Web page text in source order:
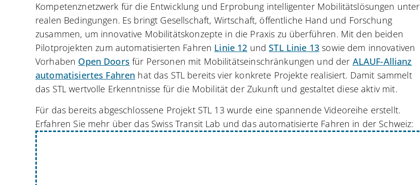
Kompetenznetzwerk für die Entwicklung und Erprobung intelligenter Mobilitätslösungen unter
realen Bedingungen. Es bringt Gesellschaft, Wirtschaft, öffentliche Hand und Forschung
zusammen, um innovative Mobilitätskonzepte in die Praxis zu überführen. Mit den beiden
Pilotprojekten zum automatisierten Fahren Linie 12 undSTL Linie 13 sowie dem innovativen
Vorhaben Open Doors für Personen mit Mobilitätseinschränkungen und der ALAUF-Allianz
automatisiertes Fahren hat das STL bereits vier konkrete Projekte realisiert. Damit sammelt
das STL wertvolle Erkenntnisse für die Mobilität der Zukunft und gestaltet diese aktiv mit.
Für das bereits abgeschlossene Projekt STL 13 wurde eine spannende Videoreihe erstellt.
Erfahren Sie mehr über das Swiss Transit Lab und das automatisierte Fahren in der Schweiz: